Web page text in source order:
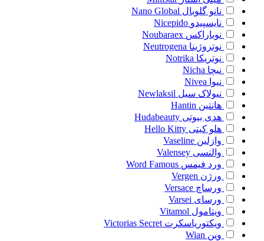
نانو گلوبال Nano Global
نایسپیدو Nicepido
نوباراکس Noubaraex
نوتروژینا Neutrogena
نوتریکا Notrika
نیچا Nicha
نیوا Nivea
نیولاک سیل Newlaksil
هانتین Hantin
هدی بیوتی Hudabeauty
هلو کیتی Hello Kitty
وازلین Vaseline
والنسی Valensey
ورد فیمس Word Famous
ورژن Vergen
ورساچ Versace
ورسای Varsei
ویتامول Vitamol
ویکتوریاسکرت Victorias Secret
وین Wian